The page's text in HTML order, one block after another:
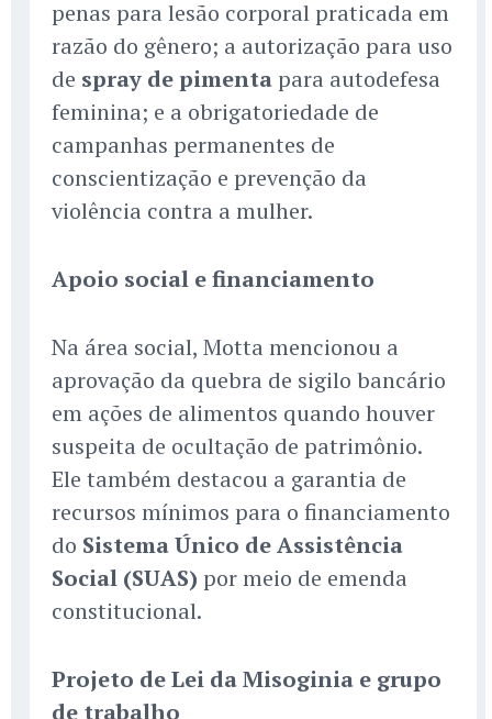
penas para lesão corporal praticada em
razão do gênero; a autorização para uso
de spray de pimenta para autodefesa
feminina; e a obrigatoriedade de
campanhas permanentes de
conscientização e prevenção da
violência contra a mulher.
Apoio social e financiamento
Na área social, Motta mencionou a
aprovação da quebra de sigilo bancário
em ações de alimentos quando houver
suspeita de ocultação de patrimônio.
Ele também destacou a garantia de
recursos mínimos para o financiamento
do Sistema Único de Assistência
Social (SUAS) por meio de emenda
constitucional.
Projeto de Lei da Misoginia e grupo
de trabalho